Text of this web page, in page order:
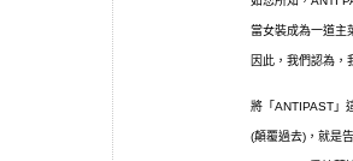
當女裝成為一道主
因此，我們認為，
將「ANTIPAST」
(顛覆過去)，就是